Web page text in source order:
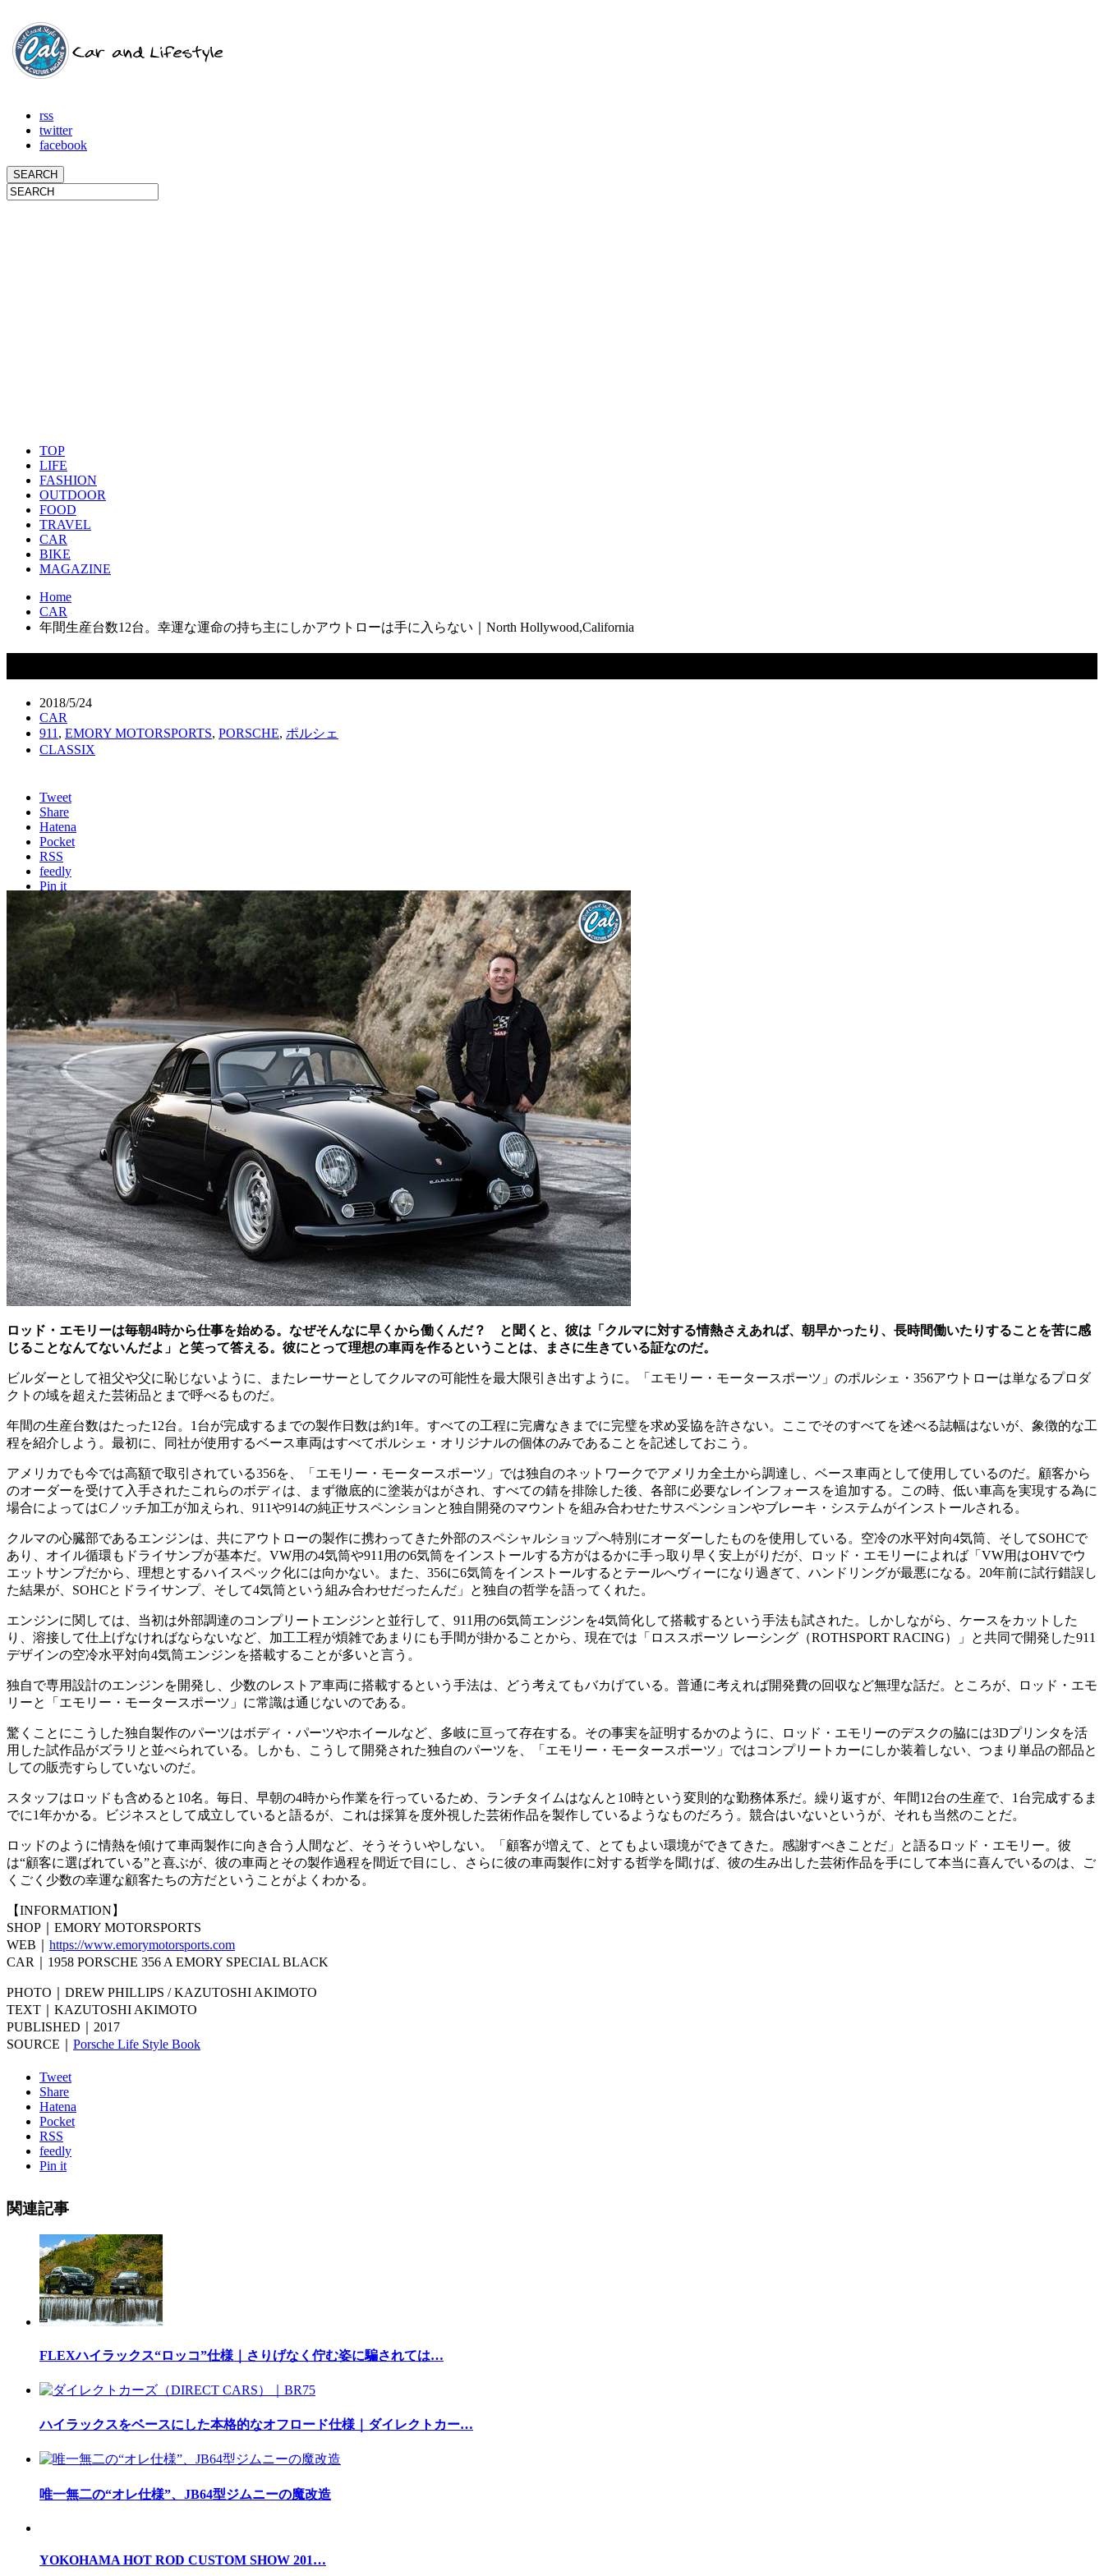
rss
twitter
facebook
TOP
LIFE
FASHION
OUTDOOR
FOOD
TRAVEL
CAR
BIKE
MAGAZINE
Home
CAR
年間生産台数12台。幸運な運命の持ち主にしかアウトローは手に入らない｜North Hollywood,California
2018/5/24
CAR
911 , EMORY MOTORSPORTS, PORSCHE, ポルシェ
CLASSIX
Tweet
Share
Hatena
Pocket
RSS
feedly
Pin it
ロッド・エモリーは毎朝4時から仕事を始める。なぜそんなに早くから働くんだ？ と聞くと、彼は「クルマに対する情熱さえあれば、朝早かったり、長時間働いたりすることを苦に感
じることなんてないんだよ」と笑って答える。彼にとって理想の車両を作るということは、まさに生きている証なのだ。
ビルダーとして祖父や父に恥じないように、またレーサーとしてクルマの可能性を最大限引き出すように。「エモリー・モータースポーツ」のポルシェ・356アウトローは単なるプロダ
クトの域を超えた芸術品とまで呼べるものだ。
年間の生産台数はたった12台。1台が完成するまでの製作日数は約1年。すべての工程に完膚なきまでに完璧を求め妥協を許さない。ここでそのすべてを述べる誌幅はないが、象徴的な工
程を紹介しよう。最初に、同社が使用するベース車両はすべてポルシェ・オリジナルの個体のみであることを記述しておこう。
アメリカでも今では高額で取引されている356を、「エモリー・モータースポーツ」では独自のネットワークでアメリカ全土から調達し、ベース車両として使用しているのだ。顧客から
のオーダーを受けて入手されたこれらのボディは、まず徹底的に塗装がはがされ、すべての錆を排除した後、各部に必要なレインフォースを追加する。この時、低い車高を実現する為に
場合によってはCノッチ加工が加えられ、911や914の純正サスペンションと独自開発のマウントを組み合わせたサスペンションやブレーキ・システムがインストールされる。
クルマの心臓部であるエンジンは、共にアウトローの製作に携わってきた外部のスペシャルショップへ特別にオーダーしたものを使用している。空冷の水平対向4気筒、そしてSOHCで
あり、オイル循環もドライサンプが基本だ。VW用の4気筒や911用の6気筒をインストールする方がはるかに手っ取り早く安上がりだが、ロッド・エモリーによれば「VW用はOHVでウ
エットサンプだから、理想とするハイスペック化には向かない。また、356に6気筒をインストールするとテールへヴィーになり過ぎて、ハンドリングが最悪になる。20年前に試行錯誤し
た結果が、SOHCとドライサンプ、そして4気筒という組み合わせだったんだ」と独自の哲学を語ってくれた。
エンジンに関しては、当初は外部調達のコンプリートエンジンと並行して、911用の6気筒エンジンを4気筒化して搭載するという手法も試された。しかしながら、ケースをカットした
り、溶接して仕上げなければならないなど、加工工程が煩雑であまりにも手間が掛かることから、現在では「ロススポーツ レーシング（ROTHSPORT RACING）」と共同で開発した911
デザインの空冷水平対向4気筒エンジンを搭載することが多いと言う。
独自で専用設計のエンジンを開発し、少数のレストア車両に搭載するという手法は、どう考えてもバカげている。普通に考えれば開発費の回収など無理な話だ。ところが、ロッド・エモ
リーと「エモリー・モータースポーツ」に常識は通じないのである。
驚くことにこうした独自製作のパーツはボディ・パーツやホイールなど、多岐に亘って存在する。その事実を証明するかのように、ロッド・エモリーのデスクの脇には3Dプリンタを活
用した試作品がズラリと並べられている。しかも、こうして開発された独自のパーツを、「エモリー・モータースポーツ」ではコンプリートカーにしか装着しない、つまり単品の部品と
しての販売すらしていないのだ。
スタッフはロッドも含めると10名。毎日、早朝の4時から作業を行っているため、ランチタイムはなんと10時という変則的な勤務体系だ。繰り返すが、年間12台の生産で、1台完成するま
でに1年かかる。ビジネスとして成立していると語るが、これは採算を度外視した芸術作品を製作しているようなものだろう。競合はいないというが、それも当然のことだ。
ロッドのように情熱を傾けて車両製作に向き合う人間など、そうそういやしない。「顧客が増えて、とてもよい環境ができてきた。感謝すべきことだ」と語るロッド・エモリー。彼
は“顧客に選ばれている”と喜ぶが、彼の車両とその製作過程を間近で目にし、さらに彼の車両製作に対する哲学を聞けば、彼の生み出した芸術作品を手にして本当に喜んでいるのは、ご
くごく少数の幸運な顧客たちの方だということがよくわかる。
【INFORMATION】
SHOP｜EMORY MOTORSPORTS
WEB｜ https://www.emorymotorsports.com
CAR｜1958 PORSCHE 356 A EMORY SPECIAL BLACK
PHOTO｜DREW PHILLIPS / KAZUTOSHI AKIMOTO
TEXT｜KAZUTOSHI AKIMOTO
PUBLISHED｜2017
SOURCE｜ Porsche Life Style Book
Tweet
Share
Hatena
Pocket
RSS
feedly
Pin it
関連記事
FLEXハイラックス“ロッコ”仕様｜さりげなく佇む姿に騙されては…
ハイラックスをベースにした本格的なオフロード仕様｜ダイレクトカー…
唯一無二の“オレ仕様”、JB64型ジムニーの魔改造
YOKOHAMA HOT ROD CUSTOM SHOW 201…